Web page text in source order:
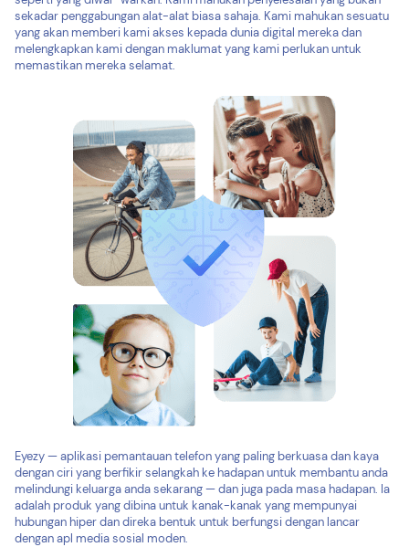
sekadar penggabungan alat-alat biasa sahaja. Kami mahukan sesuatu
yang akan memberi kami akses kepada dunia digital mereka dan
melengkapkan kami dengan maklumat yang kami perlukan untuk
memastikan mereka selamat.
Eyezy — aplikasi pemantauan telefon yang paling berkuasa dan kaya
dengan ciri yang berfikir selangkah ke hadapan untuk membantu anda
melindungi keluarga anda sekarang — dan juga pada masa hadapan. Ia
adalah produk yang dibina untuk kanak-kanak yang mempunyai
hubungan hiper dan direka bentuk untuk berfungsi dengan lancar
dengan apl media sosial moden.